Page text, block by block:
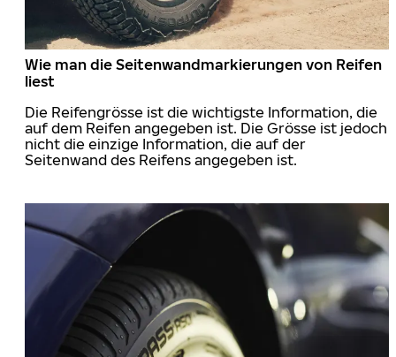
Wie man die Seitenwandmarkierungen von Reifen
liest
Die Reifengrösse ist die wichtigste Information, die
auf dem Reifen angegeben ist. Die Grösse ist jedoch
nicht die einzige Information, die auf der
Seitenwand des Reifens angegeben ist.